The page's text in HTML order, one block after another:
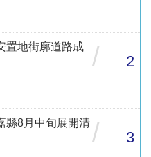
地街廓道路成
/ 2
8月中旬展開清 / 3